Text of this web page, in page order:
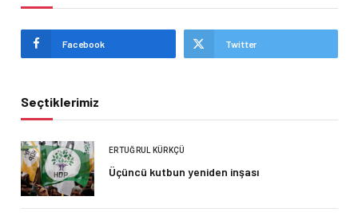
Facebook Twitter
Seçtiklerimiz
ERTUĞRUL KÜRKÇÜ
Üçüncü kutbun yeniden inşası